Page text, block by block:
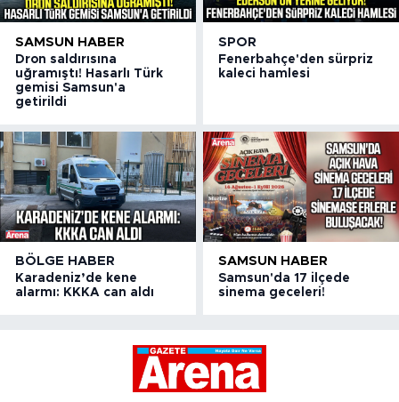
SAMSUN HABER
Dron saldırısına
uğramıştı! Hasarlı Türk
gemisi Samsun'a
getirildi
SPOR
Fenerbahçe'den sürpriz
kaleci hamlesi
BÖLGE HABER
Karadeniz’de kene
alarmı: KKKA can aldı
SAMSUN HABER
Samsun'da 17 ilçede
sinema geceleri!